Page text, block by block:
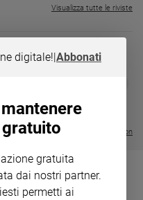
Visualizza tutte le riviste
Visualizza tutte le collection
digitale!|Abbonati
gratuita
dai nostri partner.
permetti ai